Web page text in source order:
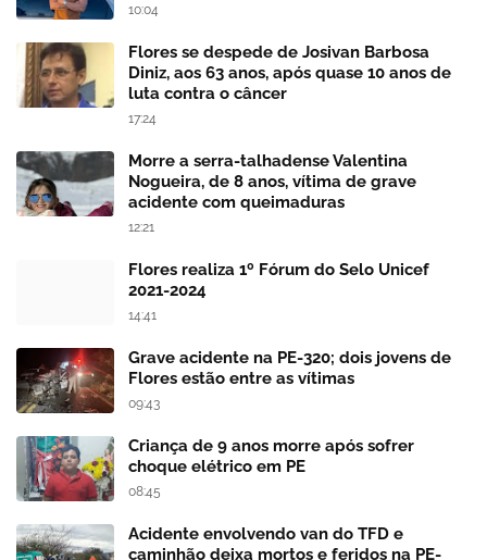
10:04
Flores se despede de Josivan Barbosa
Diniz, aos 63 anos, após quase 10 anos de
luta contra o câncer
17:24
Morre a serra-talhadense Valentina
Nogueira, de 8 anos, vítima de grave
acidente com queimaduras
12:21
Flores realiza 1º Fórum do Selo Unicef
2021-2024
14:41
Grave acidente na PE-320; dois jovens de
Flores estão entre as vítimas
09:43
Criança de 9 anos morre após sofrer
choque elétrico em PE
08:45
Acidente envolvendo van do TFD e
caminhão deixa mortos e feridos na PE-